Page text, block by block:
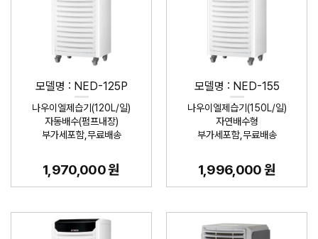
모델명 : NED-125P
나우이엘제습기(120L/일)
자동배수(펌프내장)
부가세포함,무료배송
1,970,000 원
모델명 : NED-155
나우이엘제습기(150L/일)
자연배수형
부가세포함,무료배송
1,996,000 원